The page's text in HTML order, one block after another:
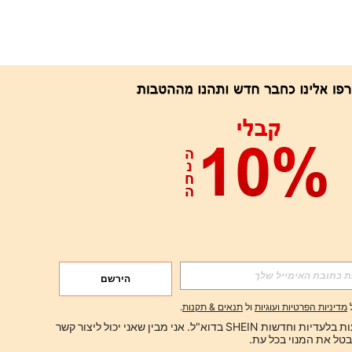
אפליקציה
הירשם
הירשם
הירשם
מדיניות הפרטיות ועוגיות ול תנאים & תקנות.
ברצוני לקבל הצעות בלעדיות וחדשות SHEIN בדוא"ל. אני מבין שאני יכול ליצור קשר